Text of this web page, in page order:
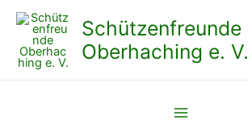
Zum
Inhalt
springen
Schützenfreunde
Oberhaching e. V.